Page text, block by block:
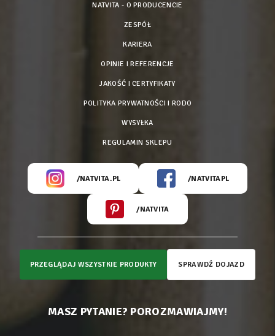
NATVITA - O PRODUCENCIE
ZESPÓŁ
KARIERA
OPINIE I REFERENCJE
JAKOŚĆ I CERTYFIKATY
POLITYKA PRYWATNOŚCI I RODO
WYSYŁKA
REGULAMIN SKLEPU
/NATVITA.PL /NATVITAPL
/NATVITA
PRZEGLĄDAJ WSZYSTKIE PRODUKTY SPRAWDŹ DOJAZD
MASZ PYTANIE? POROZMAWIAJMY!